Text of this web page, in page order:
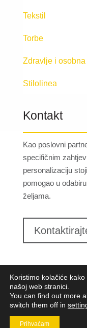
Tekstil
Torbe
Zdravlje i osobna
Stilolinea
Kontakt
Kao poslovni
specifičnim
personalizaciju
pomogao u
željama.
Lungomare
Koristimo kolačiće
našoj web stranici.
You can find out more
switch them off in
Prihvaćam